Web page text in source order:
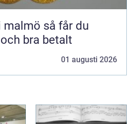
så får du
bra betalt
01 augusti 2026